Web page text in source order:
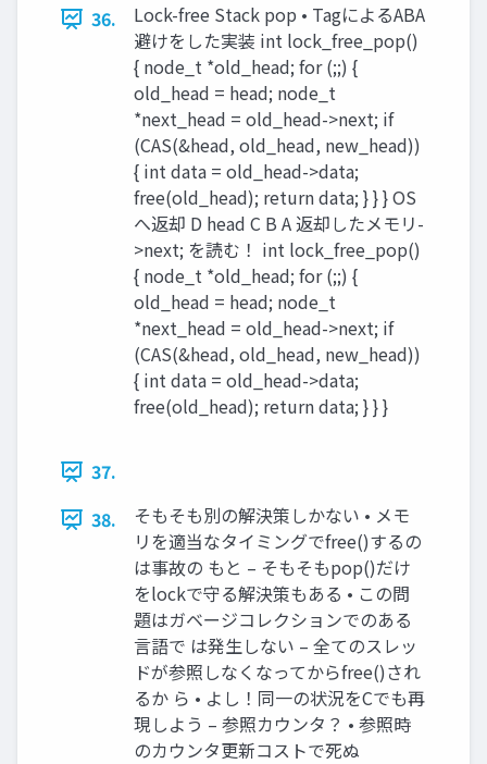
36.
Lock-free Stack pop • TagによるABA
避けをした実装 int lock_free_pop()
{ node_t *old_head; for (;;) {
old_head = head; node_t
*next_head = old_head->next; if
(CAS(&head, old_head, new_head))
{ int data = old_head->data;
free(old_head); return data; } } } OS
へ返却 D head C B A 返却したメモリ-
>next; を読む！ int lock_free_pop()
{ node_t *old_head; for (;;) {
old_head = head; node_t
*next_head = old_head->next; if
(CAS(&head, old_head, new_head))
{ int data = old_head->data;
free(old_head); return data; } } }
37.
38.
そもそも別の解決策しかない • メモ
リを適当なタイミングでfree()するの
は事故の もと – そもそもpop()だけ
をlockで守る解決策もある • この問
題はガベージコレクションでのある
言語で は発生しない – 全てのスレッ
ドが参照しなくなってからfree()され
るか ら • よし！同一の状況をCでも再
現しよう – 参照カウンタ？ • 参照時
のカウンタ更新コストで死ぬ